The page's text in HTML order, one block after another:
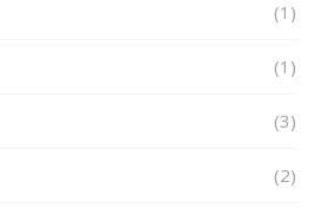
(1)
(1)
(3)
(2)